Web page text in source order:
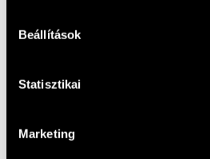
Beállítások
Statisztikai
Marketing